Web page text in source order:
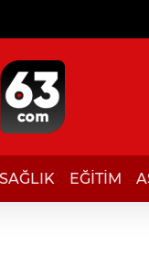
SAĞLIK EĞİTİM